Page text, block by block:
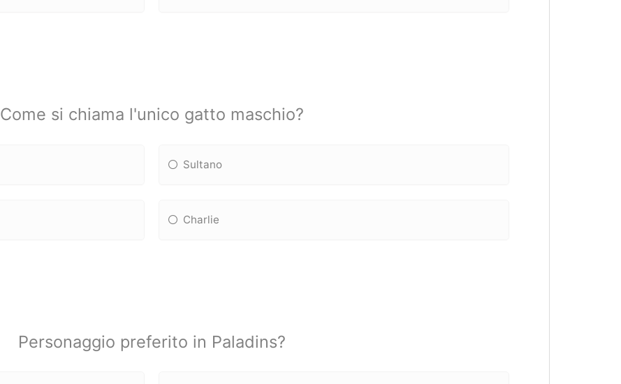
Come si chiama l'unico gatto maschio?
Sultano
Charlie
Personaggio preferito in Paladins?